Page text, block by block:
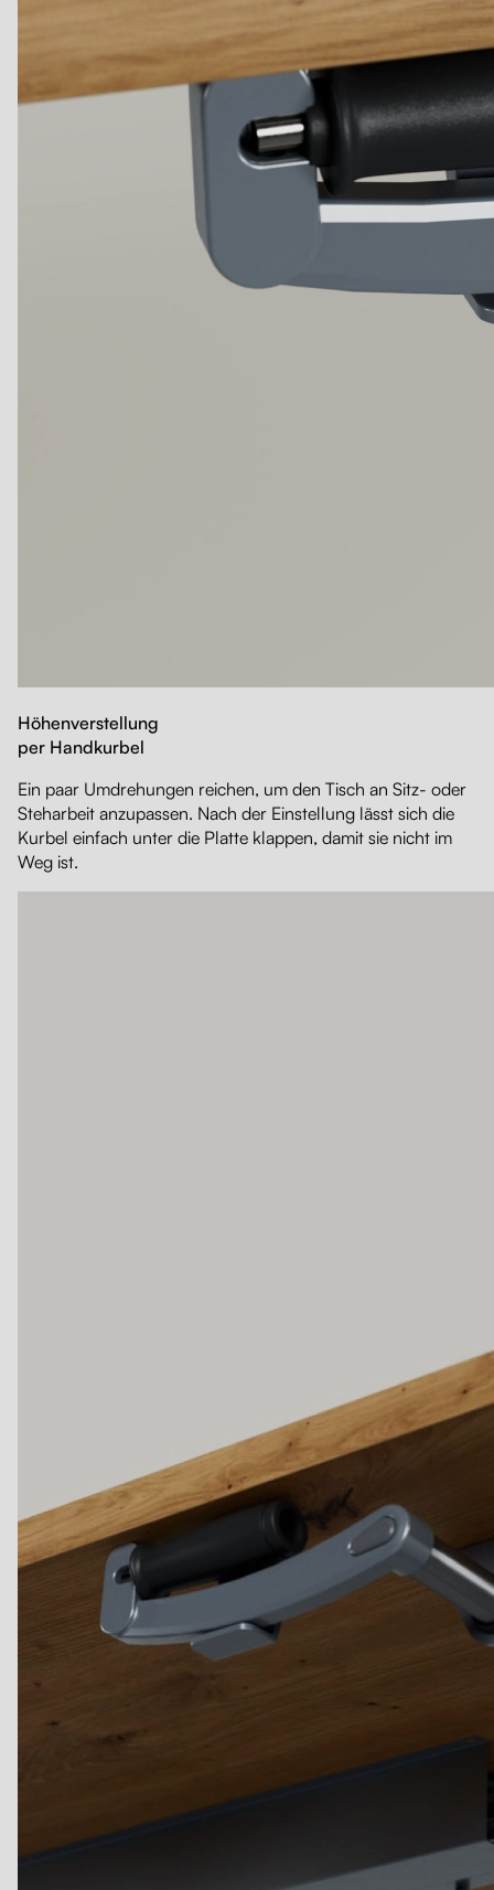
Höhenverstellung
per Handkurbel
Ein paar Umdrehungen reichen, um den Tisch an Sitz- oder
Steharbeit anzupassen. Nach der Einstellung lässt sich die
Kurbel einfach unter die Platte klappen, damit sie nicht im
Weg ist.